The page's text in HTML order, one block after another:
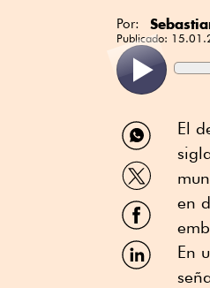
Por:
Publicado:
Compartir
por
WhatsApp
Compartir
por
Twitter
Compartir
por
Facebook
Compartir
por
El
en
En